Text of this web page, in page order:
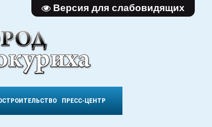
Версия для слабовидящих
ПРЕСС-ЦЕНТР